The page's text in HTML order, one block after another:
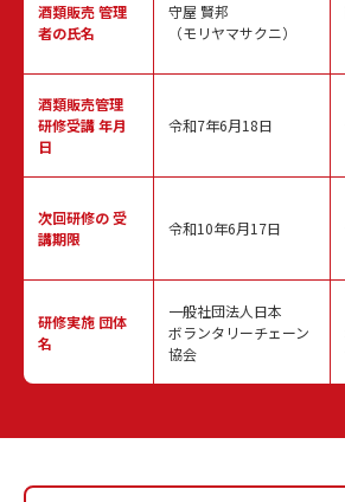
酒類販売管理
者の氏名
酒類販売管理
研修受講 年月
日
次回研修の受
講期限
研修実施 団体
名
守屋 賢邦
（モリヤマサクニ）
令和7年6月18日
令和10年6月17日
一般社団法人日本
ボランタリーチェーン
協会